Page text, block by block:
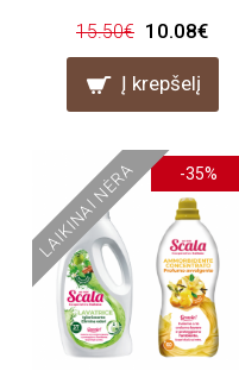
15.50€ 10.08€
Į krepšelį
-35%
LAIKINAI NĖRA